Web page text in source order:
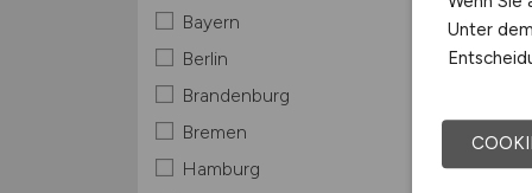
Bayern
Berlin
Brandenburg
Bremen
Hamburg
Unter